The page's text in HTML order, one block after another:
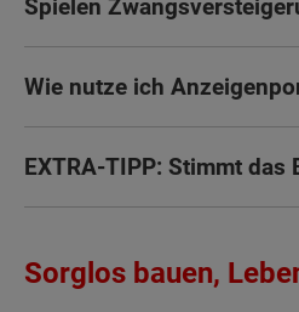
Spielen
Wie nutze ich
EXTRA-TIPP: Stimmt das
Sorglos bauen,